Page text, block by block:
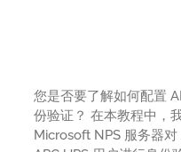
您是否要了解如何配置
份验证？ 在本教程中，
Microsoft NPS 服务器